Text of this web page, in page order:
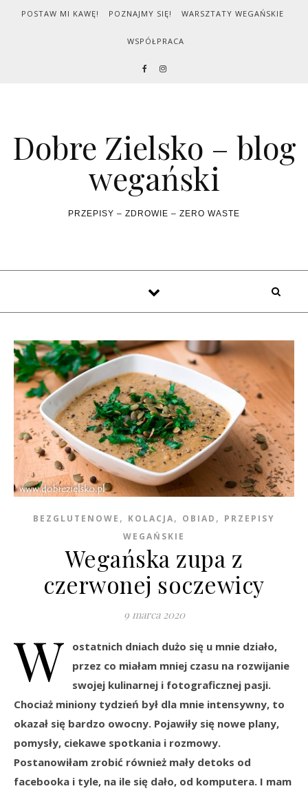
Skip to content
POSTAW MI KAWĘ! POZNAJMY SIĘ! WARSZTATY WEGAŃSKIE
WSPÓŁPRACA
Dobre Zielsko – blog
wegański
PRZEPISY – ZDROWIE – ZERO WASTE
BEZGLUTENOWE , KOLACJA, OBIAD , PRZEPISY
WEGAŃSKIE
Wegańska zupa z
czerwonej soczewicy
9 marca 2020
W
ostatnich dniach dużo się u mnie działo,
przez co miałam mniej czasu na rozwijanie
swojej kulinarnej i fotograficznej pasji.
Chociaż miniony tydzień był dla mnie intensywny, to
okazał się bardzo owocny. Pojawiły się nowe plany,
pomysły, ciekawe spotkania i rozmowy.
Postanowiłam zrobić również mały detoks od
facebooka i tyle, na ile się dało, od komputera. I mam